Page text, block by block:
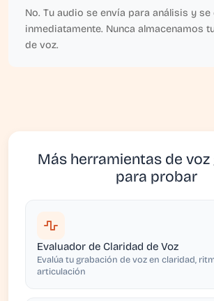
No. Tu audio se envía para análisis y se
inmediatamente. Nunca almacenamos
de voz.
Más herramientas de
para probar
Evaluador de Claridad de Voz
Evalúa tu grabación de voz en claridad,
articulación